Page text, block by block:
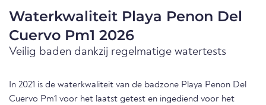
Waterkwaliteit Playa Penon Del
Cuervo Pm1 2026
Veilig baden dankzij regelmatige watertests
In 2021 is de waterkwaliteit van de badzone Playa Penon Del
Cuervo Pm1 voor het laatst getest en ingediend voor het